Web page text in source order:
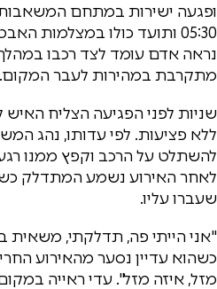
ופגעה ישירות במתחם
05:30 ותועד כולו במצלמות
נראה אדם עומד לצד רכבו
מתקרבת במהירות לעבר המקום.
שניות לפני הפגיעה הצליח
ללא פציעות. לפי עדותו, נהג
להשתלט על הרכב וקפץ ממנו
לאחר האירוע נשמע המתדלק
שעברו עליו.
"אני הייתי פה, תדלקתי, משאית
כשהוא עדיין נסער מהאירוע
מזל, איזה מזל". עדי ראייה